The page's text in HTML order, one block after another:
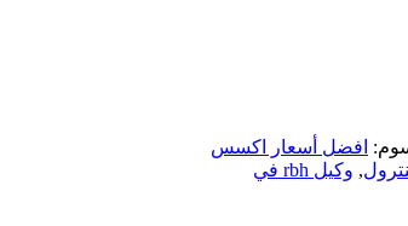
افضل أسعار اكسس
,
وكيل rbh في